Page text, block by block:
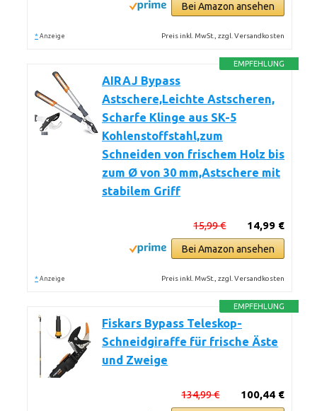
Bei Amazon ansehen
* Anzeige Preis inkl. MwSt., zzgl. Versandkosten
EMPFEHLUNG
AIRAJ Bypass
Astschere,Leichte Astscheren,
Scharfe Klinge aus SK-5
Kohlenstoffstahl,zum
Schneiden von frischem Holz bis
zum Ø von 30 mm,Astschere mit
stabilem Griff
14,99 €
15,99 €
Bei Amazon ansehen
* Anzeige Preis inkl. MwSt., zzgl. Versandkosten
EMPFEHLUNG
Fiskars Bypass Teleskop-
Schneidgiraffe für frische Äste
und Zweige
100,44 €
134,99 €